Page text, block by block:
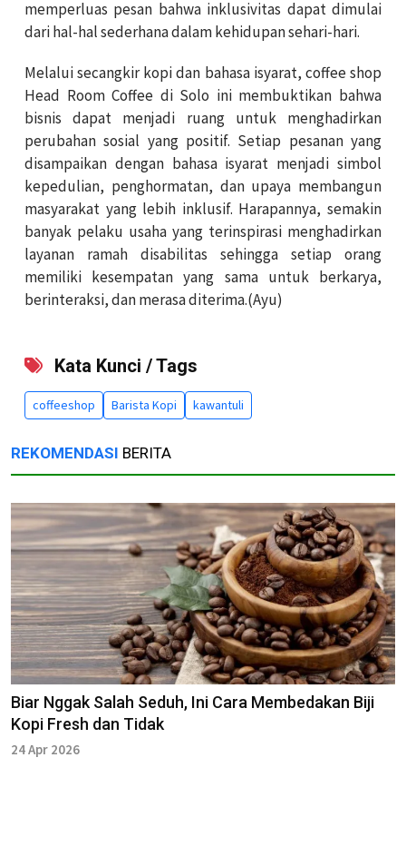
memperluas pesan bahwa inklusivitas dapat dimulai
dari hal-hal sederhana dalam kehidupan sehari-hari.
Melalui secangkir kopi dan bahasa isyarat, coffee shop
Head Room Coffee di Solo ini membuktikan bahwa
bisnis dapat menjadi ruang untuk menghadirkan
perubahan sosial yang positif. Setiap pesanan yang
disampaikan dengan bahasa isyarat menjadi simbol
kepedulian, penghormatan, dan upaya membangun
masyarakat yang lebih inklusif. Harapannya, semakin
banyak pelaku usaha yang terinspirasi menghadirkan
layanan ramah disabilitas sehingga setiap orang
memiliki kesempatan yang sama untuk berkarya,
berinteraksi, dan merasa diterima.(Ayu)
Kata Kunci / Tags
coffeeshop Barista Kopi kawantuli
REKOMENDASI BERITA
Biar Nggak Salah Seduh, Ini Cara Membedakan Biji
Kopi Fresh dan Tidak
24 Apr 2026